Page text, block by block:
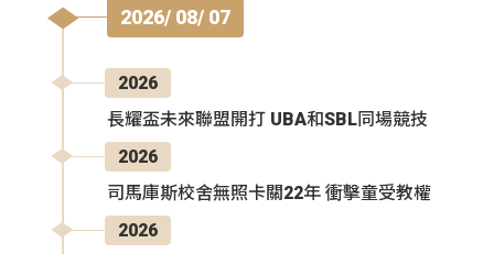
2026/ 08/ 07
2026
長耀盃未來聯盟開打 UBA和SBL同場競技
2026
司馬庫斯校舍無照卡關22年 衝擊童受教權
2026